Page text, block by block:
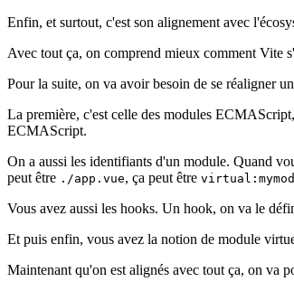
Enfin, et surtout, c'est son alignement avec
Avec tout ça, on comprend mieux comment Vite
Pour la suite, on va avoir besoin de se réaligner
La première, c'est celle des modules
ECMAScript.
On a aussi les identifiants d'un module. Quand
peut être ./app.vue, ça peut être
Vous avez aussi les hooks. Un hook, on va le
Et puis enfin, vous avez la notion de module
Maintenant qu'on est alignés avec tout ça, on va